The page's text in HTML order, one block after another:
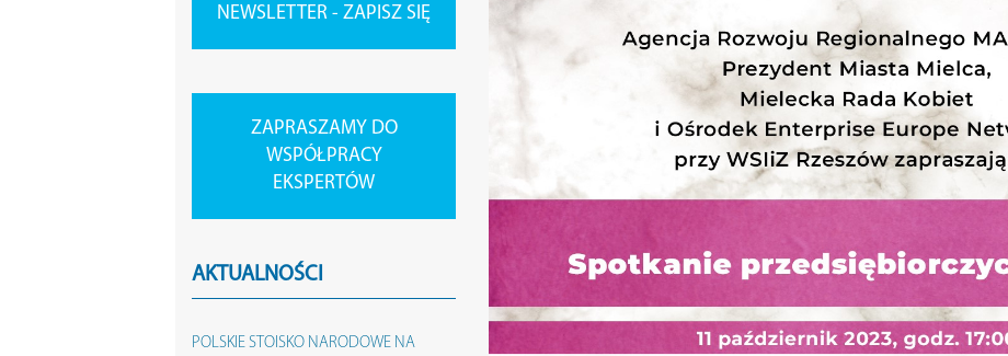
NEWSLETTER - ZAPISZ SIĘ
ZAPRASZAMY DO
WSPÓŁPRACY
EKSPERTÓW
AKTUALNOŚCI
POLSKIE STOISKO NARODOWE NA